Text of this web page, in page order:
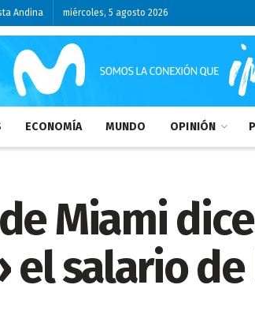
Andina miércoles, 5 agosto 2026
ECONOMÍA MUNDO OPINIÓN
Miami
el salario